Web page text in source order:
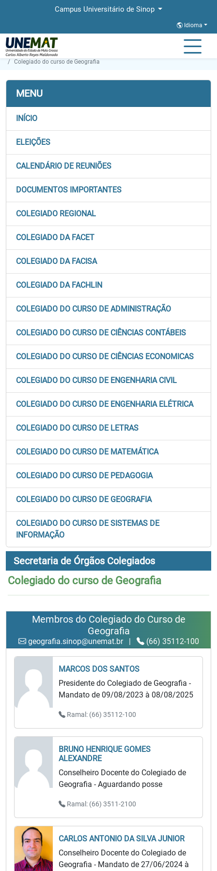
Campus Universitário de Sinop
Idioma
Página Inicial
Colegiado do curso de Geografia
MENU
INÍCIO
ELEIÇÕES
CALENDÁRIO DE REUNIÕES
DOCUMENTOS IMPORTANTES
COLEGIADO REGIONAL
COLEGIADO DA FACET
COLEGIADO DA FACISA
COLEGIADO DA FACHLIN
COLEGIADO DO CURSO DE ADMINISTRAÇÃO
COLEGIADO DO CURSO DE CIÊNCIAS CONTÁBEIS
COLEGIADO DO CURSO DE CIÊNCIAS ECONOMICAS
COLEGIADO DO CURSO DE ENGENHARIA CIVIL
COLEGIADO DO CURSO DE ENGENHARIA ELÉTRICA
COLEGIADO DO CURSO DE LETRAS
COLEGIADO DO CURSO DE MATEMÁTICA
COLEGIADO DO CURSO DE PEDAGOGIA
COLEGIADO DO CURSO DE GEOGRAFIA
COLEGIADO DO CURSO DE SISTEMAS DE
INFORMAÇÃO
Secretaria de Órgãos Colegiados
Colegiado do curso de Geografia
Membros do Colegiado do Curso de
Geografia
geografia.sinop@unemat.br | (66) 35112-100
MARCOS DOS SANTOS
Presidente do Colegiado de Geografia -
Mandato de 09/08/2023 à 08/08/2025
Ramal: (66) 35112-100
BRUNO HENRIQUE GOMES
ALEXANDRE
Conselheiro Docente do Colegiado de
Geografia - Aguardando posse
Ramal: (66) 3511-2100
CARLOS ANTONIO DA SILVA JUNIOR
Conselheiro Docente do Colegiado de
Geografia - Mandato de 27/06/2024 à